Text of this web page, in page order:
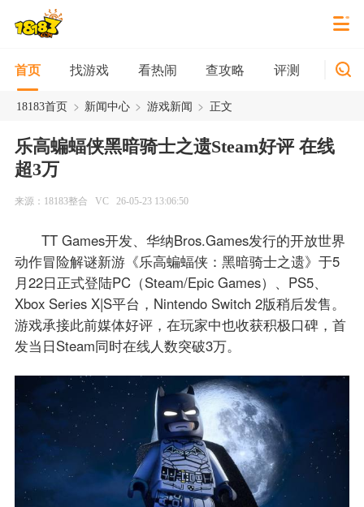
首页 找游戏 看热闹 查攻略 评测 新游
18183首页 > 新闻中心 > 游戏新闻 > 正文
乐高蝙蝠侠黑暗骑士之遗Steam好评 在线
超3万
来源：18183整合 VC 26-05-23 13:06:50
TT Games开发、华纳Bros.Games发行的开放世界
动作冒险解谜新游《乐高蝙蝠侠：黑暗骑士之遗》于5
月22日正式登陆PC（Steam/Epic Games）、PS5、
Xbox Series X|S平台，Nintendo Switch 2版稍后发售。
游戏承接此前媒体好评，在玩家中也收获积极口碑，首
发当日Steam同时在线人数突破3万。